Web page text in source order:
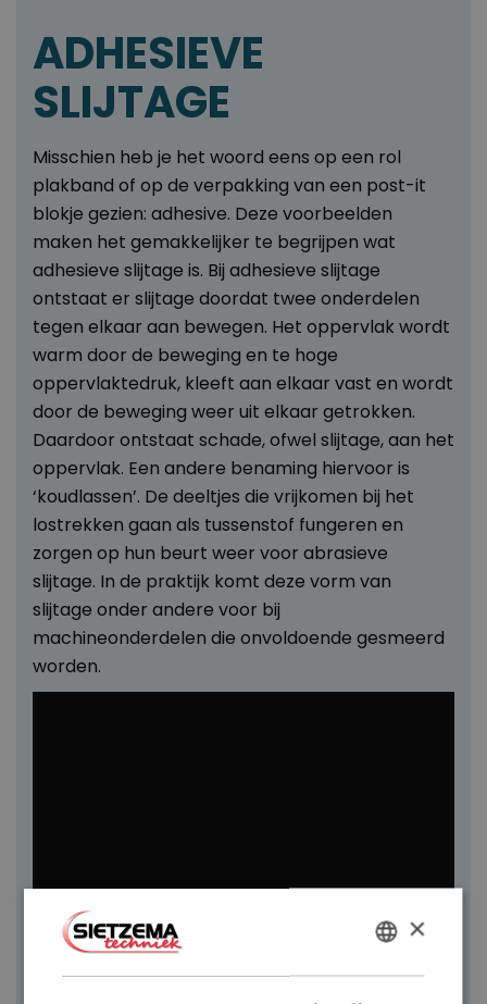
ADHESIEVE
SLIJTAGE
Misschien heb je het woord eens op een rol
plakband of op de verpakking van een post-it
blokje gezien: adhesive. Deze voorbeelden
maken het gemakkelijker te begrijpen wat
adhesieve slijtage is. Bij adhesieve slijtage
ontstaat er slijtage doordat twee onderdelen
tegen elkaar aan bewegen. Het oppervlak wordt
warm door de beweging en te hoge
oppervlaktedruk, kleeft aan elkaar vast en wordt
door de beweging weer uit elkaar getrokken.
Daardoor ontstaat schade, ofwel slijtage, aan het
oppervlak. Een andere benaming hiervoor is
‘koudlassen’. De deeltjes die vrijkomen bij het
lostrekken gaan als tussenstof fungeren en
zorgen op hun beurt weer voor abrasieve
slijtage. In de praktijk komt deze vorm van
slijtage onder andere voor bij
machineonderdelen die onvoldoende gesmeerd
worden.
ABRASIEVE
×